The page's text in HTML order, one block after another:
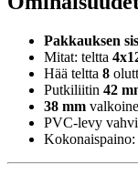
Pakkauksen
Mitat: teltta
Hää teltta 8
Putkiliitin 42
38 mm
PVC-levy
Kokonaispaino: